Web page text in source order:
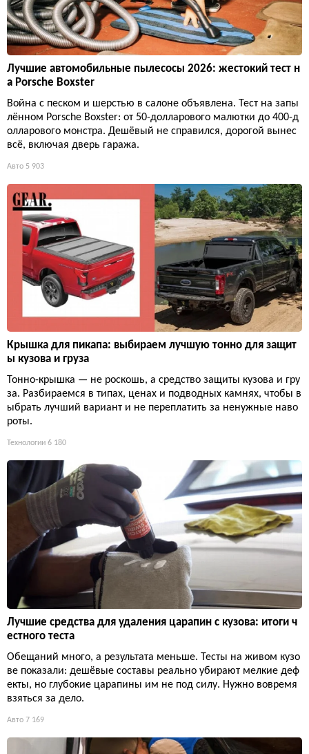
Лучшие автомобильные пылесосы 2026: жестокий тест н
а Porsche Boxster
Война с песком и шерстью в салоне объявлена. Тест на запы
лённом Porsche Boxster: от 50-долларового малютки до 400-д
олларового монстра. Дешёвый не справился, дорогой вынес
всё, включая дверь гаража.
Авто 5 903
Крышка для пикапа: выбираем лучшую тонно для защит
ы кузова и груза
Тонно-крышка — не роскошь, а средство защиты кузова и гру
за. Разбираемся в типах, ценах и подводных камнях, чтобы в
ыбрать лучший вариант и не переплатить за ненужные наво
роты.
Технологии 6 180
Лучшие средства для удаления царапин с кузова: итоги ч
естного теста
Обещаний много, а результата меньше. Тесты на живом кузо
ве показали: дешёвые составы реально убирают мелкие деф
екты, но глубокие царапины им не под силу. Нужно вовремя
взяться за дело.
Авто 7 169